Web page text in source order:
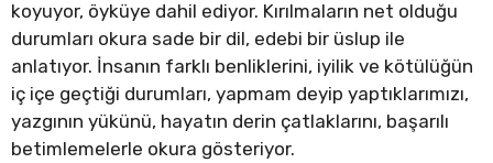
koyuyor, öyküye dahil ediyor. Kırılmaların net olduğu
durumları okura sade bir dil, edebi bir üslup ile
anlatıyor. İnsanın farklı benliklerini, iyilik ve kötülüğün
iç içe geçtiği durumları, yapmam deyip yaptıklarımızı,
yazgının yükünü, hayatın derin çatlaklarını, başarılı
betimlemelerle okura gösteriyor.